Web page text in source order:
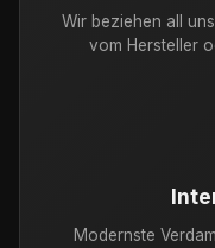
Wir beziehen all
vom Hersteller
Modernste